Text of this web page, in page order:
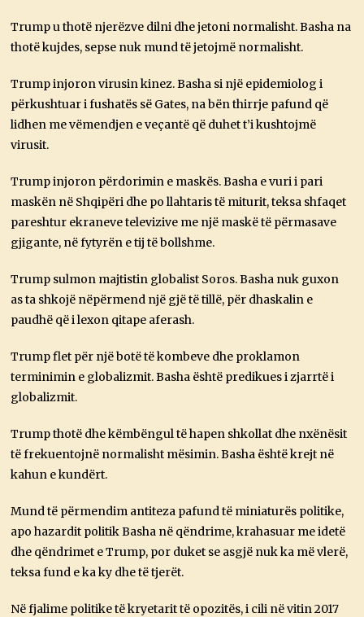
Trump u thotë njerëzve dilni dhe jetoni normalisht. Basha na
thotë kujdes, sepse nuk mund të jetojmë normalisht.
Trump injoron virusin kinez. Basha si një epidemiolog i
përkushtuar i fushatës së Gates, na bën thirrje pafund që
lidhen me vëmendjen e veçantë që duhet t’i kushtojmë
virusit.
Trump injoron përdorimin e maskës. Basha e vuri i pari
maskën në Shqipëri dhe po llahtaris të miturit, teksa shfaqet
pareshtur ekraneve televizive me një maskë të përmasave
gjigante, në fytyrën e tij të bollshme.
Trump sulmon majtistin globalist Soros. Basha nuk guxon
as ta shkojë nëpërmend një gjë të tillë, për dhaskalin e
paudhë që i lexon qitape aferash.
Trump flet për një botë të kombeve dhe proklamon
terminimin e globalizmit. Basha është predikues i zjarrtë i
globalizmit.
Trump thotë dhe këmbëngul të hapen shkollat dhe nxënësit
të frekuentojnë normalisht mësimin. Basha është krejt në
kahun e kundërt.
Mund të përmendim antiteza pafund të miniaturës politike,
apo hazardit politik Basha në qëndrime, krahasuar me idetë
dhe qëndrimet e Trump, por duket se asgjë nuk ka më vlerë,
teksa fund e ka ky dhe të tjerët.
Në fjalime politike të kryetarit të opozitës, i cili në vitin 2017